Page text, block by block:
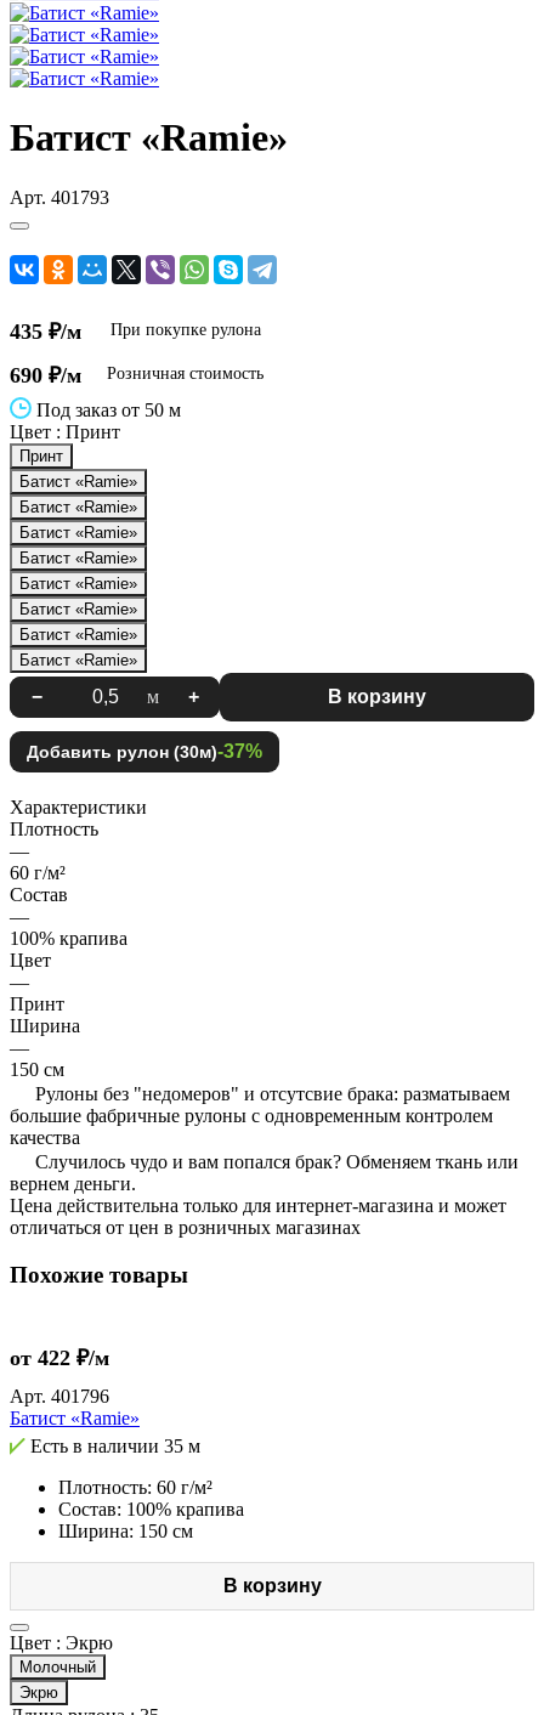
Батист «Ramie»
Арт. 401793
435 ₽/м При покупке рулона
690 ₽/м Розничная стоимость
Под заказ от 50 м
Цвет : Принт
Принт
Батист «Ramie»
Батист «Ramie»
Батист «Ramie»
Батист «Ramie»
Батист «Ramie»
Батист «Ramie»
Батист «Ramie»
Батист «Ramie»
− м + В корзину
Добавить рулон (30м)-37%
Характеристики
Плотность
—
60 г/м²
Состав
—
100% крапива
Цвет
—
Принт
Ширина
—
150 см
Рулоны без "недомеров" и отсутсвие брака: разматываем
большие фабричные рулоны с одновременным контролем
качества
Случилось чудо и вам попался брак? Обменяем ткань или
вернем деньги.
Цена действительна только для интернет-магазина и может
отличаться от цен в розничных магазинах
Похожие товары
от 422 ₽/м
Арт. 401796
Батист «Ramie»
Есть в наличии 35 м
Плотность: 60 г/м²
Состав: 100% крапива
Ширина: 150 см
В корзину
Цвет : Экрю
Молочный
Экрю